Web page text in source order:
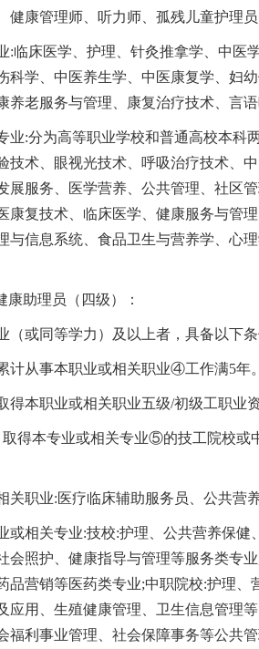
健康管理师、听力师、孤残儿童护理
:临床医学、护理、针灸推拿学、中医
科学、中医养生学、中医康复学、妇
养老服务与管理、康复治疗技术、言
业:分为高等职业学校和普通高校本科
技术、眼视光技术、呼吸治疗技术、
展服务、医学营养、公共管理、社区
康复技术、临床医学、健康服务与管
与信息系统、食品卫生与营养学、心
康助理员（四级）：
（或同等学力）及以上者，具备以下条
计从事本职业或相关职业④工作满5年。
得本职业或相关职业五级/初级工职业
得本专业或相关专业⑤的技工院校或
职业:医疗临床辅助服务员、公共营
或相关专业:技校:护理、公共营养保健
会照护、健康指导与管理等服务类专
品营销等医药类专业;中职院校:护理
应用、生殖健康管理、卫生信息管理
福利事业管理、社会保障事务等公共